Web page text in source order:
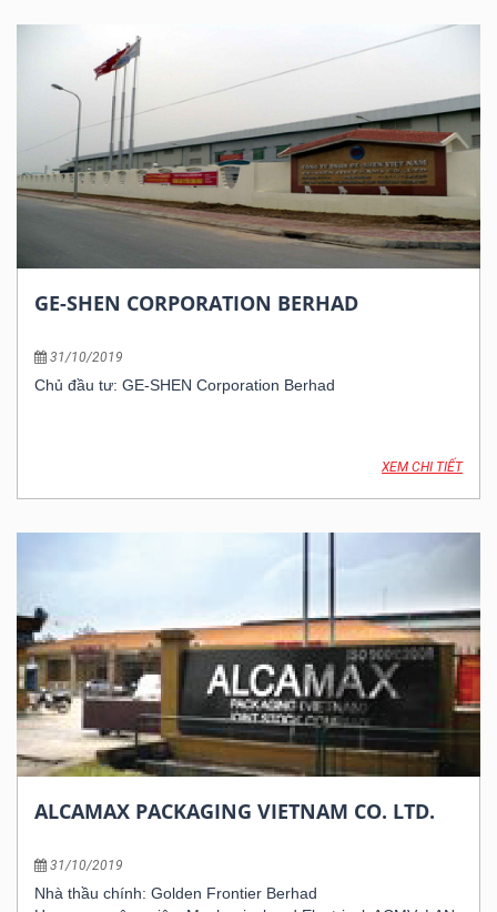
GE-SHEN CORPORATION BERHAD
31/10/2019
Chủ đầu tư: GE-SHEN Corporation Berhad
XEM CHI TIẾT
ALCAMAX PACKAGING VIETNAM CO. LTD.
31/10/2019
Nhà thầu chính: Golden Frontier Berhad